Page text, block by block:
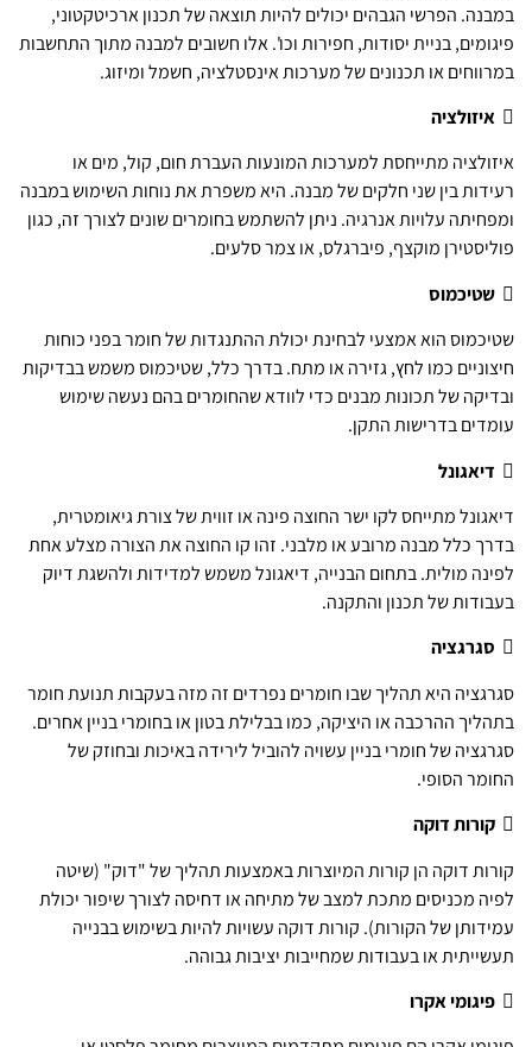
במבנה. הפרשי הגבהים יכולים להיות תוצאה של תכנון ארכיטקטוני,
פיגומים, בניית יסודות, חפירות וכו'. אלו חשובים למבנה מתוך התחשבות
במרווחים או תכנונים של מערכות אינסטלציה, חשמל ומיזוג.
 איזולציה
איזולציה מתייחסת למערכות המונעות העברת חום, קול, מים או
רעידות בין שני חלקים של מבנה. היא משפרת את נוחות השימוש במבנה
ומפחיתה עלויות אנרגיה. ניתן להשתמש בחומרים שונים לצורך זה, כגון
פוליסטירן מוקצף, פיברגלס, או צמר סלעים.
 שטיכמוס
שטיכמוס הוא אמצעי לבחינת יכולת ההתנגדות של חומר בפני כוחות
חיצוניים כמו לחץ, גזירה או מתח. בדרך כלל, שטיכמוס משמש בבדיקות
ובדיקה של תכונות מבנים כדי לוודא שהחומרים בהם נעשה שימוש
עומדים בדרישות התקן.
 דיאגונל
דיאגונל מתייחס לקו ישר החוצה פינה או זווית של צורת גיאומטרית,
בדרך כלל מבנה מרובע או מלבני. זהו קו החוצה את הצורה מצלע אחת
לפינה מולית. בתחום הבנייה, דיאגונל משמש למדידות ולהשגת דיוק
בעבודות של תכנון והתקנה.
 סגרגציה
סגרגציה היא תהליך שבו חומרים נפרדים זה מזה בעקבות תנועת חומר
בתהליך ההרכבה או היציקה, כמו בבלילת בטון או בחומרי בניין אחרים.
סגרגציה של חומרי בניין עשויה להוביל לירידה באיכות ובחוזק של
החומר הסופי.
 קורות דוקה
קורות דוקה הן קורות המיוצרות באמצעות תהליך של "דוק" (שיטה
לפיה מכניסים מתכת למצב של מתיחה או דחיסה לצורך שיפור יכולת
עמידותן של הקורות). קורות דוקה עשויות להיות בשימוש בבנייה
תעשייתית או בעבודות שמחייבות יציבות גבוהה.
 פיגומי אקרו